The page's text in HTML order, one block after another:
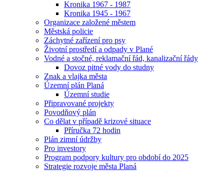
Kronika 1967 - 1987
Kronika 1945 - 1967
Organizace založené městem
Městská policie
Záchytné zařízení pro psy
Životní prostředí a odpady v Plané
Vodné a stočné, reklamační řád, kanalizační řády
Dovoz pitné vody do studny
Znak a vlajka města
Územní plán Planá
Územní studie
Připravované projekty
Povodňový plán
Co dělat v případě krizové situace
Příručka 72 hodin
Plán zimní údržby
Pro investory
Program podpory kultury pro období do 2025
Strategie rozvoje města Planá